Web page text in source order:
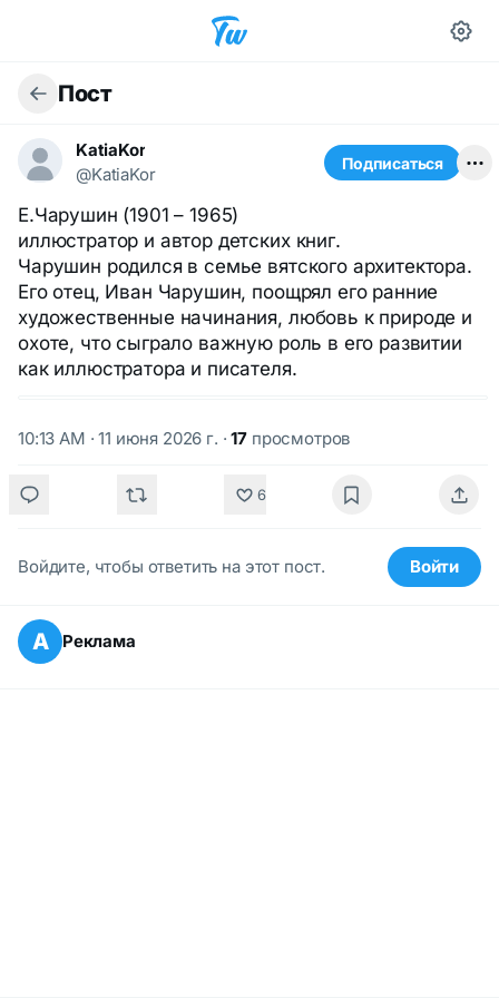
Пост
KatiaKor
@KatiaKor
Подписаться
Е.Чарушин (1901 – 1965)
иллюстратор и автор детских книг.
Чарушин родился в семье вятского архитектора.
Его отец, Иван Чарушин, поощрял его ранние
художественные начинания, любовь к природе и
охоте, что сыграло важную роль в его развитии
как иллюстратора и писателя.
10:13 AM · 11 июня 2026 г. ·17 просмотров
6
Войдите, чтобы ответить на этот пост. Войти
А Реклама